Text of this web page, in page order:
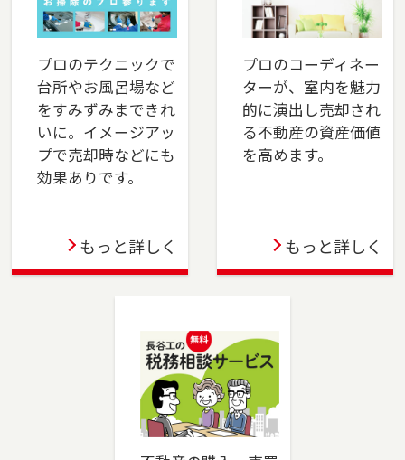
は、是非ご相談ください。 フリーダイアル
2023-12-21
川崎店を移転しました。川崎市（川崎区・幸
区）、横浜市（鶴見区・港北区）でお住まいの
ご売却、ご購入をご検討の方は、是非ご相談く
ださい。フリーダイアル（0120-194-845）より
2023-10-06
成増店を移転しました。板橋区（一部）・練馬
ご購入をご検討の方は、是非ご相談ください。
フリーダイアル（0120-875-834）よりお気軽に
プロのテクニックで
台所やお風呂場など
をすみずみまできれ
いに。イメージアッ
プで売却時などにも
効果ありです。
もっと詳しく
プロのコーディネー
ターが、室内を魅力
的に演出し売却され
る不動産の資産価値
を高めます。
もっと詳しく